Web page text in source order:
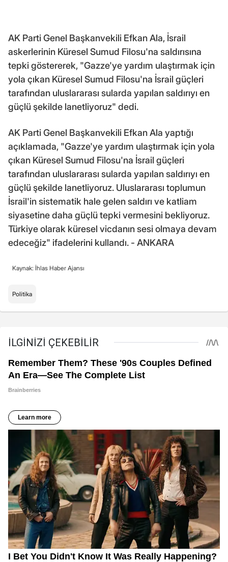
AK Parti Genel Başkanvekili Efkan Ala, İsrail
askerlerinin Küresel Sumud Filosu'na saldırısına
tepki göstererek, "Gazze'ye yardım ulaştırmak için
yola çıkan Küresel Sumud Filosu'na İsrail güçleri
tarafından uluslararası sularda yapılan saldırıyı en
güçlü şekilde lanetliyoruz" dedi.
AK Parti Genel Başkanvekili Efkan Ala yaptığı
açıklamada, "Gazze'ye yardım ulaştırmak için yola
çıkan Küresel Sumud Filosu'na İsrail güçleri
tarafından uluslararası sularda yapılan saldırıyı en
güçlü şekilde lanetliyoruz. Uluslararası toplumun
İsrail'in sistematik hale gelen saldırı ve katliam
siyasetine daha güçlü tepki vermesini bekliyoruz.
Türkiye olarak küresel vicdanın sesi olmaya devam
edeceğiz" ifadelerini kullandı. - ANKARA
Kaynak: İhlas Haber Ajansı
Politika